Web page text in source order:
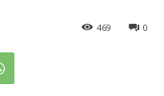
0
469